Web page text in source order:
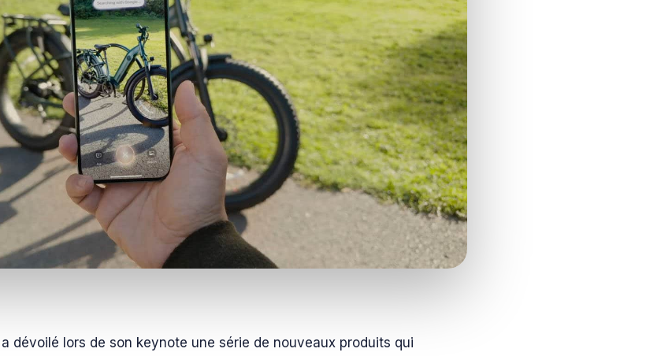
dévoilé lors de son keynote une série de nouveaux produits qui